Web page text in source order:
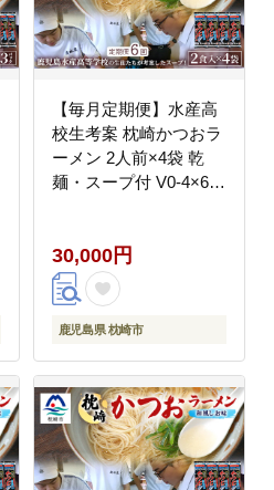
【毎月定期便】水産高
校生考案 枕崎かつおラ
ーメン 2人前×4袋 乾
麺・スープ付 V0-4×6全
30,000円
鹿児島県 枕崎市